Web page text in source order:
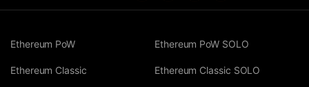
Ethereum PoW
Ethereum Classic
Ethereum PoW SOLO
Ethereum Classic SOLO